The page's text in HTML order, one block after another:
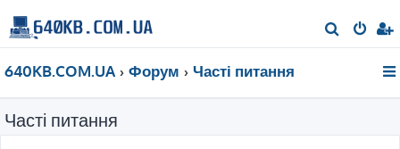
о
640KB.COM.UA Форум Часті питання
Часті питання